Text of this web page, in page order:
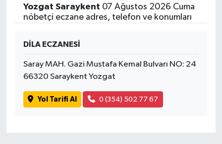
Yozgat Saraykent 07 Ağustos 2026 Cuma
nöbetçi eczane adres, telefon ve konumları
DİLA ECZANESİ
Saray MAH. Gazi Mustafa Kemal Bulvarı NO: 24
66320 Saraykent Yozgat
Yol Tarifi Al 0 (354) 502 77 67